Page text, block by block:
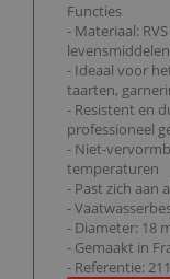
Functies
- Materiaal:
- Ideaal voor
taarten,
- Resistent en
professioneel
- Niet-
temperaturen
- Past zich aan
-
- Diameter: 18
- Gemaakt in
- Referentie: